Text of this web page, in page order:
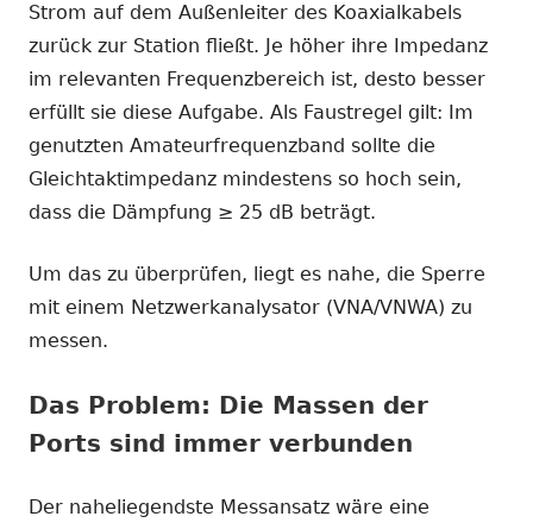
Strom auf dem Außenleiter des Koaxialkabels
zurück zur Station fließt. Je höher ihre Impedanz
im relevanten Frequenzbereich ist, desto besser
erfüllt sie diese Aufgabe. Als Faustregel gilt: Im
genutzten Amateurfrequenzband sollte die
Gleichtaktimpedanz mindestens so hoch sein,
dass die Dämpfung ≥ 25 dB beträgt.
Um das zu überprüfen, liegt es nahe, die Sperre
mit einem Netzwerkanalysator (VNA/VNWA) zu
messen.
Das Problem: Die Massen der
Ports sind immer verbunden
Der naheliegendste Messansatz wäre eine